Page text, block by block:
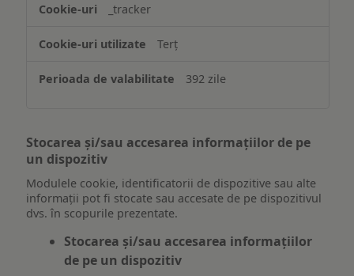
_tracker
Terț
392 zile
Stocarea și/sau accesarea informațiilor de pe
un dispozitiv
Modulele cookie, identificatorii de dispozitive sau alte
informații pot fi stocate sau accesate de pe dispozitivul
dvs. în scopurile prezentate.
Stocarea și/sau accesarea informațiilor
de pe un dispozitiv